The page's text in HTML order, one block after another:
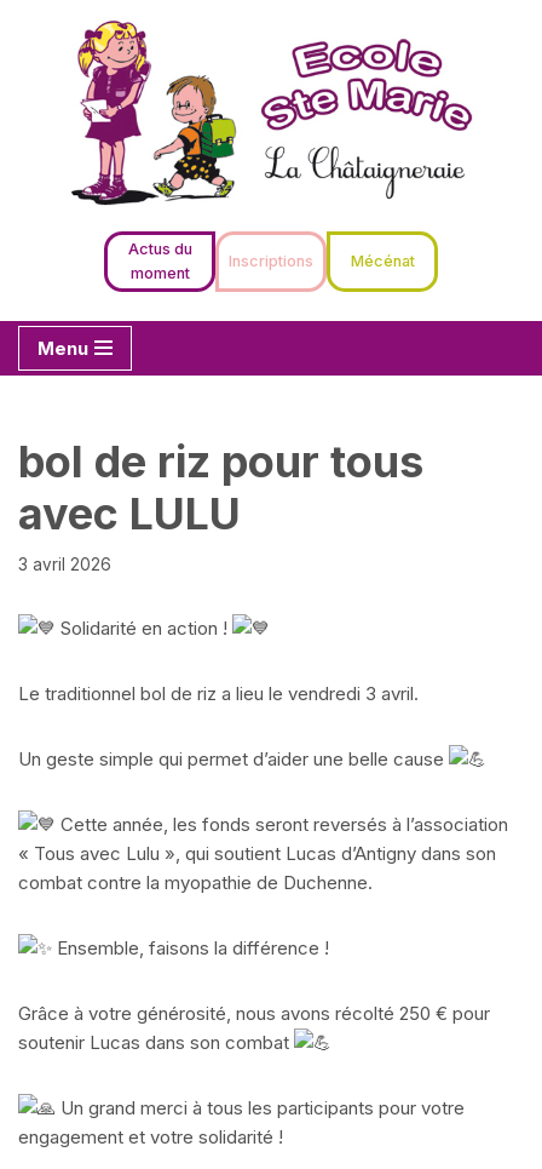
contenu
Actus du
moment
Inscriptions Mécénat
Menu
bol de riz pour tous
avec LULU
3 avril 2026
Solidarité en action !
Le traditionnel bol de riz a lieu le vendredi 3 avril.
Un geste simple qui permet d’aider une belle cause
Cette année, les fonds seront reversés à l’association
« Tous avec Lulu », qui soutient Lucas d’Antigny dans son
combat contre la myopathie de Duchenne.
Ensemble, faisons la différence !
Grâce à votre générosité, nous avons récolté 250 € pour
soutenir Lucas dans son combat
Un grand merci à tous les participants pour votre
engagement et votre solidarité !